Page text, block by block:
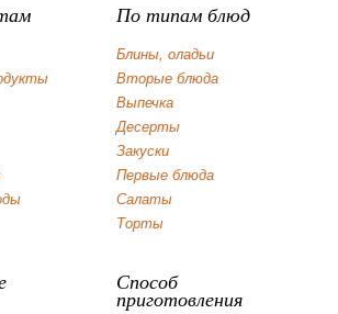
По типам блюд
Блины, оладьи
Вторые блюда
Выпечка
Десерты
Закуски
Первые блюда
Салаты
Торты
Способ
приготовления